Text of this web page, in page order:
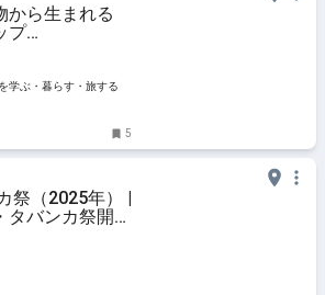
から生まれる
プ
暮らす・旅す
学ぶ・暮らす・旅する
5
祭（2025年） |
バンカ祭開催